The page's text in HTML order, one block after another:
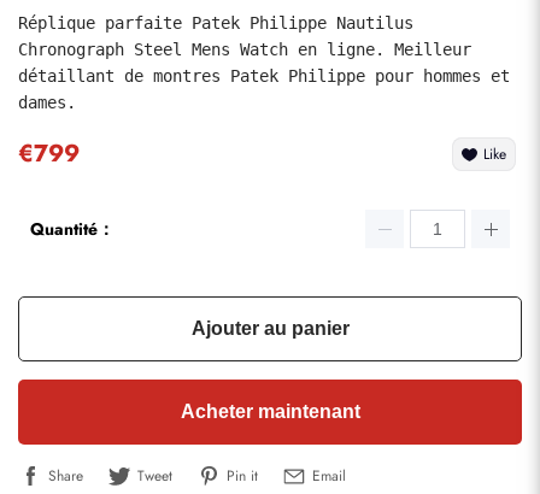
Réplique parfaite Patek Philippe Nautilus
Chronograph Steel Mens Watch en ligne. Meilleur
détaillant de montres Patek Philippe pour hommes et
dames.
€799 Like
Quantité：
Ajouter au panier
Acheter maintenant
Share Tweet Pin it Email
soumettre